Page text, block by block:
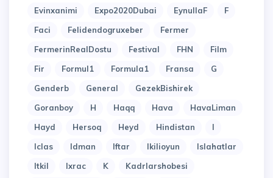
Evinxanimi
Expo2020Dubai EynullaF
F
Faci
Felidendogruxeber
Fermer
FermerinRealDostu
Festival FHN
Film
Fir
Formul1 Formula1 Fransa
G
Genderb
General
GezekBishirek
Goranboy
H Haqq Hava
HavaLiman
Hayd
Hersoq Heyd Hindistan
I
Iclas
Idman Iftar Ikilioyun
Islahatlar
Itkil
Ixrac K
Kadrlarshobesi